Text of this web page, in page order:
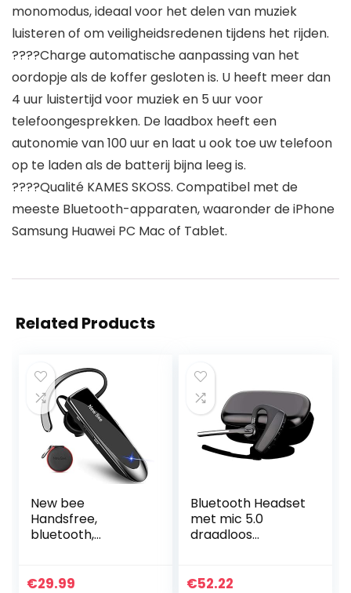
monomodus, ideaal voor het delen van muziek
luisteren of om veiligheidsredenen tijdens het rijden.
????Charge automatische aanpassing van het
oordopje als de koffer gesloten is. U heeft meer dan
4 uur luistertijd voor muziek en 5 uur voor
telefoongesprekken. De laadbox heeft een
autonomie van 100 uur en laat u ook toe uw telefoon
op te laden als de batterij bijna leeg is.
????Qualité KAMES SKOSS. Compatibel met de
meeste Bluetooth-apparaten, waaronder de iPhone
Samsung Huawei PC Mac of Tablet.
Related Products
New bee
Handsfree,
bluetooth,
Bluetooth, met
€29.99
Bluetooth Headset
met mic 5.0
draadloos
office iPhone 11 8 X
€52.22